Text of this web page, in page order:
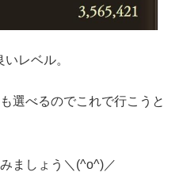
レベル。
選べるのでこれで行こうと
ましょう＼(^o^)／